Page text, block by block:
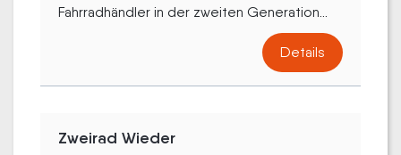
Fahrradhändler in der zweiten Generation...
Details
Zweirad Wieder